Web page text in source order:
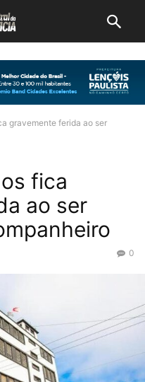
gravemente ferida ao ser
fica
ao ser
0